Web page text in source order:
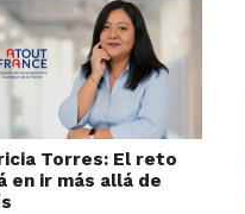
Torres: El reto
en ir más allá de